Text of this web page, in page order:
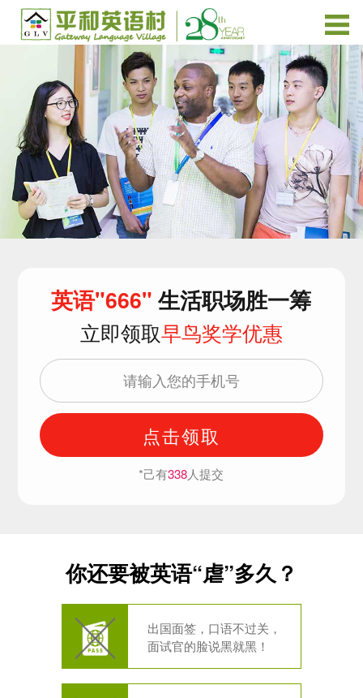
英语"666"生活职场胜一筹
立即领取早鸟奖学优惠
点击领取
*己有338人提交
你还要被英语“虐”多久？
出国面签，口语不过关，
面试官的脸说黑就黑！